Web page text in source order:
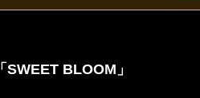
BLOOM」